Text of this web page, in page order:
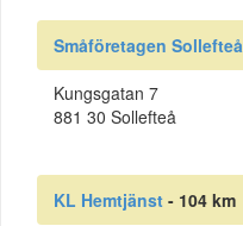
Småföretagen Sollefteå
Kungsgatan 7
881 30 Sollefteå
KL Hemtjänst - 104 km